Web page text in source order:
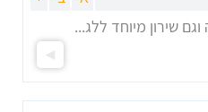
שירון מיוחד ללג...